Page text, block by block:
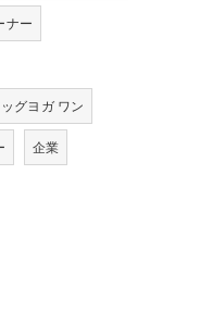
ナー
グヨガ ワン
企業